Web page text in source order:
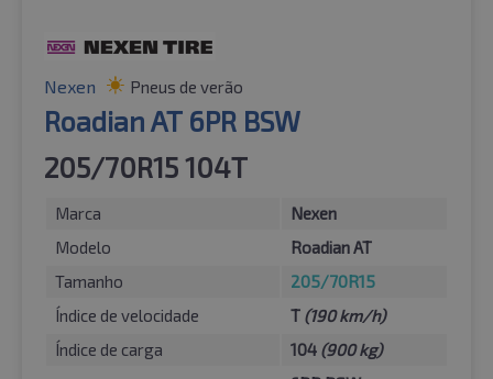
Nexen Pneus de verão
Roadian AT 6PR BSW
205/70R15 104T
Marca
Nexen
Modelo
Roadian AT
Tamanho
205/70R15
Índice de velocidade
T (190 km/h)
Índice de carga
104 (900 kg)